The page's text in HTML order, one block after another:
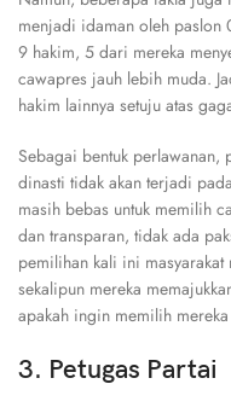
menjadi idaman oleh paslon
9 hakim, 5 dari mereka
cawapres jauh lebih muda.
hakim lainnya setuju atas
Sebagai bentuk
dinasti tidak akan terjadi
masih bebas untuk memilih
dan transparan, tidak ada
pemilihan kali ini
sekalipun mereka
apakah ingin memilih
3. Petugas Partai